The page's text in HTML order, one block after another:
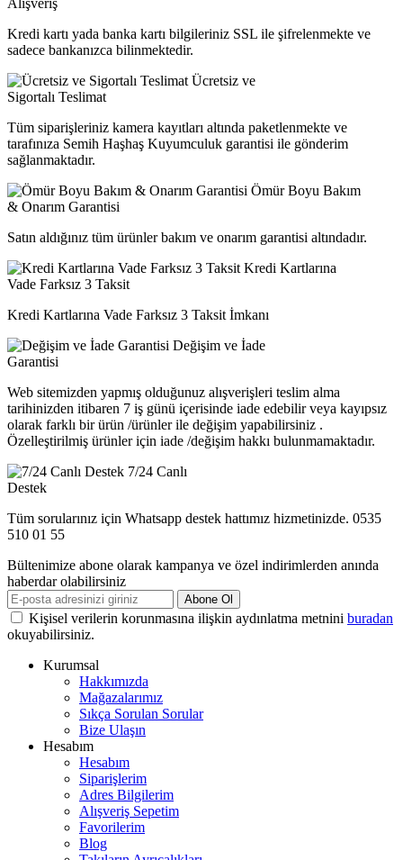
Alışveriş
Kredi kartı yada banka kartı bilgileriniz SSL ile şifrelenmekte ve
sadece bankanızca bilinmektedir.
Ücretsiz ve
Sigortalı Teslimat
Tüm siparişleriniz kamera kayıtları altında paketlenmekte ve
tarafınıza Semih Haşhaş Kuyumculuk garantisi ile gönderim
sağlanmaktadır.
Ömür Boyu Bakım
& Onarım Garantisi
Satın aldığınız tüm ürünler bakım ve onarım garantisi altındadır.
Kredi Kartlarına
Vade Farksız 3 Taksit
Kredi Kartlarına Vade Farksız 3 Taksit İmkanı
Değişim ve İade
Garantisi
Web sitemizden yapmış olduğunuz alışverişleri teslim alma
tarihinizden itibaren 7 iş günü içerisinde iade edebilir veya kayıpsız
olarak farklı bir ürün /ürünler ile değişim yapabilirsiniz .
Özelleştirilmiş ürünler için iade /değişim hakkı bulunmamaktadır.
7/24 Canlı
Destek
Tüm sorularınız için Whatsapp destek hattımız hizmetinizde. 0535
510 01 55
Bültenimize abone olarak kampanya ve özel indirimlerden anında
haberdar olabilirsiniz
Abone Ol
Kişisel verilerin korunmasına ilişkin aydınlatma metnini buradan
okuyabilirsiniz.
Kurumsal
Hakkımızda
Mağazalarımız
Sıkça Sorulan Sorular
Bize Ulaşın
Hesabım
Hesabım
Siparişlerim
Adres Bilgilerim
Alışveriş Sepetim
Favorilerim
Blog